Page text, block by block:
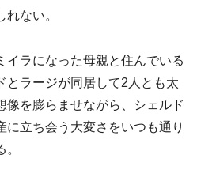
ない。
イラになった母親と住んでいる
とラージが同居して2人とも太
像を膨らませながら、シェルド
に立ち会う大変さをいつも通り